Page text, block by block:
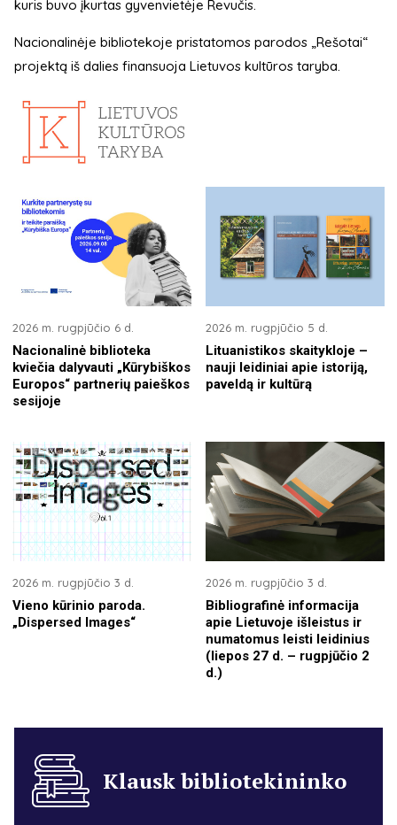
kuris buvo įkurtas gyvenvietėje Revučis.
Nacionalinėje bibliotekoje pristatomos parodos „Rešotai“
projektą iš dalies finansuoja Lietuvos kultūros taryba.
2026 m. rugpjūčio 6 d.
Nacionalinė biblioteka
kviečia dalyvauti „Kūrybiškos
Europos“ partnerių paieškos
sesijoje
2026 m. rugpjūčio 5 d.
Lituanistikos skaitykloje –
nauji leidiniai apie istoriją,
paveldą ir kultūrą
2026 m. rugpjūčio 3 d.
Vieno kūrinio paroda.
„Dispersed Images“
2026 m. rugpjūčio 3 d.
Bibliografinė informacija
apie Lietuvoje išleistus ir
numatomus leisti leidinius
(liepos 27 d. – rugpjūčio 2
d.)
Klausk bibliotekininko